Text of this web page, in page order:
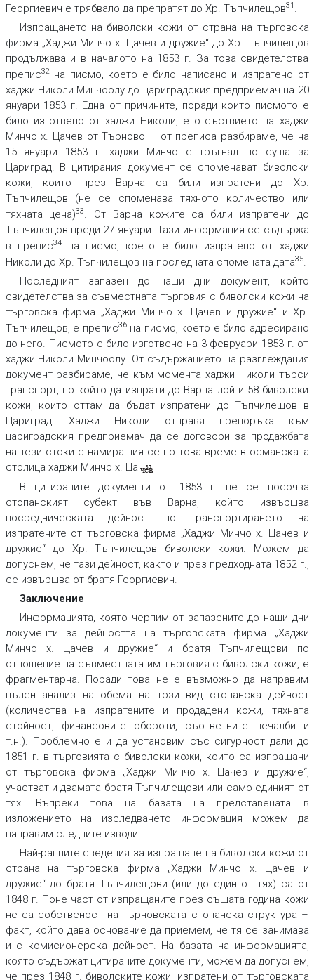
Георгиевич е трябвало да препратят до Хр. Тъпчилещов31 .
Изпращането на биволски кожи от страна на търговска
фирма „Хаджи Минчо х. Цачев и дружие“ до Хр. Тъпчилещов
продължава и в началото на 1853 г. За това свидетелства
препис32на писмо, което е било написано и изпратено от
хаджи Николи Минчоолу до цариградския предприемач на 20
януари 1853 г. Една от причините, поради които писмото е
било изготвено от хаджи Николи, е отсъствието на хаджи
Минчо х. Цачев от Търново – от преписа разбираме, че на
15 януари 1853 г. хаджи Минчо е тръгнал по суша за
Цариград. В цитирания документ се споменават биволски
кожи, които през Варна са били изпратени до Хр.
Тъпчилещов (не се споменава тяхното количество или
тяхната цена)33. От Варна кожите са били изпратени до
Тъпчилещов преди 27 януари. Тази информация се съдържа
в препис34на писмо, което е било изпратено от хаджи
Николи до Хр. Тъпчилещов на последната спомената дата35.
Последният запазен до наши дни документ, който
свидетелства за съвместната търговия с биволски кожи на
търговска фирма „Хаджи Минчо х. Цачев и дружие“ и Хр.
Тъпчилещов, е препис36на писмо, което е било адресирано
до него. Писмото е било изготвено на 3 февруари 1853 г. от
хаджи Николи Минчоолу. От съдържанието на разглеждания
документ разбираме, че към момента хаджи Николи търси
транспорт, по който да изпрати до Варна лой и 58 биволски
кожи, които оттам да бъдат изпратени до Тъпчилещов в
Цариград. Хаджи Николи отправя препоръка към
цариградския предприемач да се договори за продажбата
на тези стоки с намиращия се по това време в османската
столица хаджи Минчо х. Ца чев
37.
В цитираните документи от 1853 г. не се посочва
стопанският субект във Варна, който извършва
посредническата дейност по транспортирането на
изпратените от търговска фирма „Хаджи Минчо х. Цачев и
дружие“ до Хр. Тъпчилещов биволски кожи. Можем да
допуснем, че тази дейност, както и през предходната 1852 г.,
се извършва от братя Георгиевич.
Заключение
Информацията, която черпим от запазените до наши дни
документи за дейността на търговската фирма „Хаджи
Минчо х. Цачев и дружие“ и братя Тъпчилещови по
отношение на съвместната им търговия с биволски кожи, е
фрагментарна. Поради това не е възможно да направим
пълен анализ на обема на този вид стопанска дейност
(количества на изпратените и продадени кожи, тяхната
стойност, финансовите обороти, съответните печалби и
т.н.). Проблемно е и да установим със сигурност дали до
1851 г. в търговията с биволски кожи, които са изпращани
от търговска фирма „Хаджи Минчо х. Цачев и дружие“,
участват и двамата братя Тъпчилещови или само единият от
тях. Въпреки това на базата на представената в
изложението на изследването информация можем да
направим следните изводи.
Най-ранните сведения за изпращане на биволски кожи от
страна на търговска фирма „Хаджи Минчо х. Цачев и
дружие“ до братя Тъпчилещови (или до един от тях) са от
1848 г. Поне част от изпращаните през същата година кожи
не са собственост на търновската стопанска структура –
факт, който дава основание да приемем, че тя се занимава
и с комисионерска дейност. На базата на информацията,
която съдържат цитираните документи, можем да допуснем,
че през 1848 г. биволските кожи, изпратени от търговската